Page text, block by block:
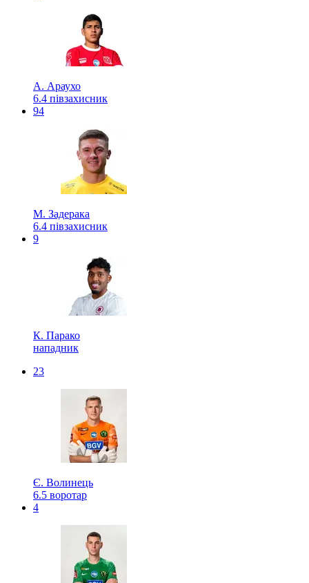
А. Араухо
6.4 півзахисник
94
М. Задерака
6.4 півзахисник
9
К. Парако
нападник
23
Є. Волинець
6.5 воротар
4